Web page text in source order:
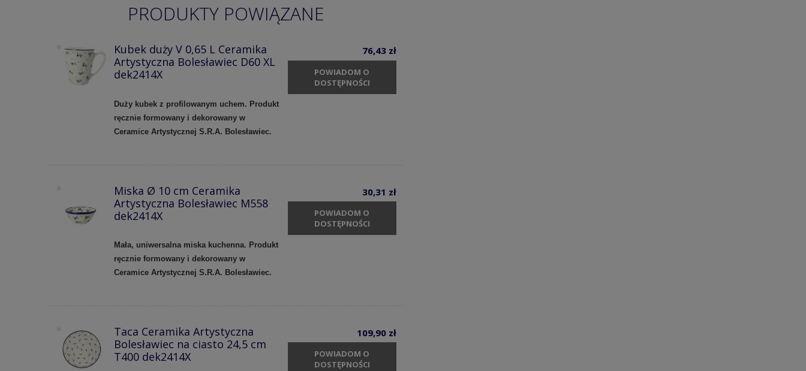
PRODUKTY POWIĄZANE
Kubek duży V 0,65 L Ceramika
Artystyczna Bolesławiec D60 XL
dek2414X
Duży kubek z profilowanym uchem. Produkt
ręcznie formowany i dekorowany w
Ceramice Artystycznej S.R.A. Bolesławiec.
76,43 zł
POWIADOM O
DOSTĘPNOŚCI
Miska Ø 10 cm Ceramika
Artystyczna Bolesławiec M558
dek2414X
Mała, uniwersalna miska kuchenna. Produkt
ręcznie formowany i dekorowany w
Ceramice Artystycznej S.R.A. Bolesławiec.
30,31 zł
POWIADOM O
DOSTĘPNOŚCI
Taca Ceramika Artystyczna
Bolesławiec na ciasto 24,5 cm
T400 dek2414X
109,90 zł
POWIADOM O
DOSTĘPNOŚCI